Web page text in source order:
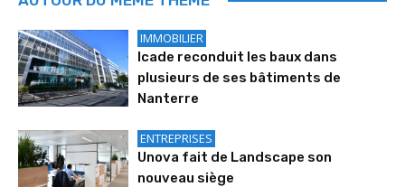
IMMOBILIER
Icade reconduit les baux dans
plusieurs de ses bâtiments de
Nanterre
ENTREPRISES
Unova fait de Landscape son
nouveau siège